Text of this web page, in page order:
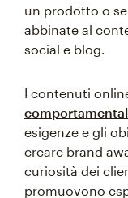
un prodotto o
abbinate al
social e blog.
I contenuti
esigenze e gli
creare brand
curiosità dei
promuovono